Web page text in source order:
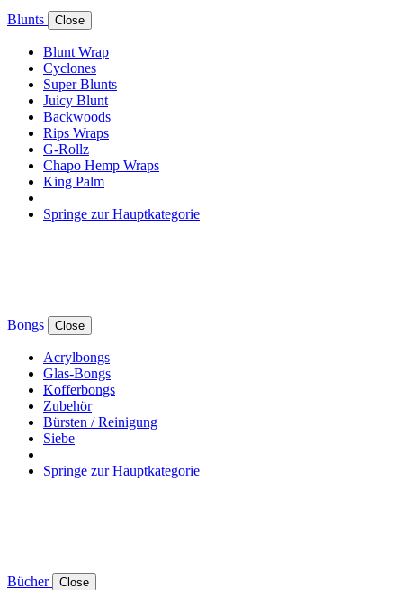
Blunts Close
Blunt Wrap
Cyclones
Super Blunts
Juicy Blunt
Backwoods
Rips Wraps
G-Rollz
Chapo Hemp Wraps
King Palm
Springe zur Hauptkategorie
Bongs Close
Acrylbongs
Glas-Bongs
Kofferbongs
Zubehör
Bürsten / Reinigung
Siebe
Springe zur Hauptkategorie
Bücher Close